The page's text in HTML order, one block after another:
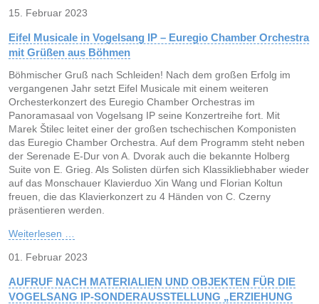
15. Februar 2023
Eifel Musicale in Vogelsang IP – Euregio Chamber Orchestra
mit Grüßen aus Böhmen
Böhmischer Gruß nach Schleiden! Nach dem großen Erfolg im
vergangenen Jahr setzt Eifel Musicale mit einem weiteren
Orchesterkonzert des Euregio Chamber Orchestras im
Panoramasaal von Vogelsang IP seine Konzertreihe fort. Mit
Marek Štilec leitet einer der großen tschechischen Komponisten
das Euregio Chamber Orchestra. Auf dem Programm steht neben
der Serenade E-Dur von A. Dvorak auch die bekannte Holberg
Suite von E. Grieg. Als Solisten dürfen sich Klassikliebhaber wieder
auf das Monschauer Klavierduo Xin Wang und Florian Koltun
freuen, die das Klavierkonzert zu 4 Händen von C. Czerny
präsentieren werden.
Weiterlesen …
01. Februar 2023
AUFRUF NACH MATERIALIEN UND OBJEKTEN FÜR DIE
VOGELSANG IP-SONDERAUSSTELLUNG „ERZIEHUNG